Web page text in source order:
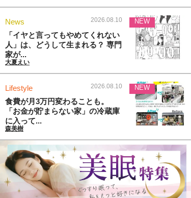
News 2026.08.10
「イヤと言ってもやめてくれない
人」は、どうして生まれる？ 専門
家が...
大夏えい
NEW
Lifestyle 2026.08.10
食費が月3万円変わることも。
「お金が貯まらない家」の冷蔵庫
に入って...
森美樹
NEW